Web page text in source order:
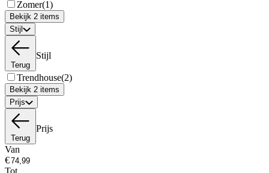
Zomer(1)
Bekijk 2 items
Stijl
Terug
Stijl
Trendhouse(2)
Bekijk 2 items
Prijs
Terug
Prijs
Van
€